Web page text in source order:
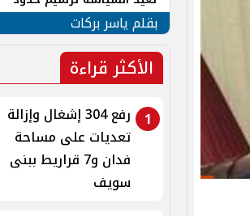
الأمن القومي العربي
بقلم ياسر بركات
الأكثر قراءة
1
رفع 304 إشغال وإزالة
تعديات على مساحة
فدان و7 قراريط ببنى
سويف